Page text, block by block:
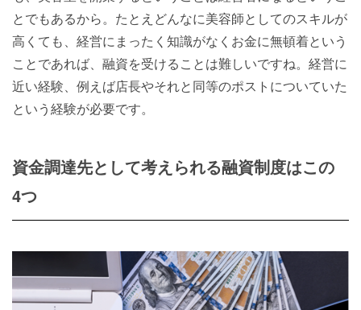
とでもあるから。たとえどんなに美容師としてのスキルが
高くても、経営にまったく知識がなくお金に無頓着という
ことであれば、融資を受けることは難しいですね。経営に
近い経験、例えば店長やそれと同等のポストについていた
という経験が必要です。
資金調達先として考えられる融資制度はこの
4つ